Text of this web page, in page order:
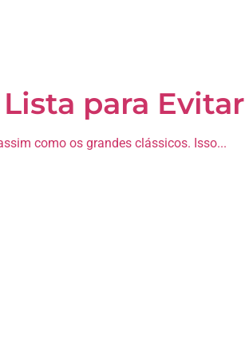
para Evitar
como os grandes clássicos. Isso...